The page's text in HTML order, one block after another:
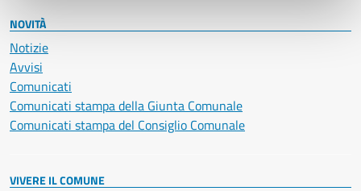
NOVITÀ
Notizie
Avvisi
Comunicati
Comunicati stampa della Giunta Comunale
Comunicati stampa del Consiglio Comunale
VIVERE IL COMUNE